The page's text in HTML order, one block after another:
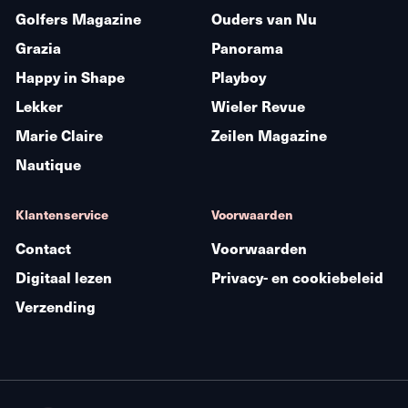
Golfers Magazine
Grazia
Happy in Shape
Lekker
Marie Claire
Nautique
Ouders van Nu
Panorama
Playboy
Wieler Revue
Zeilen Magazine
Klantenservice
Contact
Digitaal lezen
Verzending
Voorwaarden
Voorwaarden
Privacy- en cookiebeleid